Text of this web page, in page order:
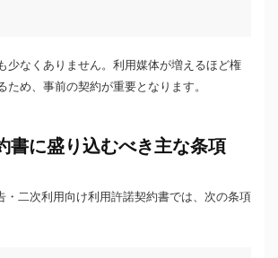
少なくありません。利用媒体が増えるほど権
ため、事前の契約が重要となります。
書に盛り込むべき主な条項
・二次利用向け利用許諾契約書では、次の条項